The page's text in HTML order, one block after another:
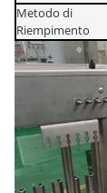
Metodo di
Riempimento